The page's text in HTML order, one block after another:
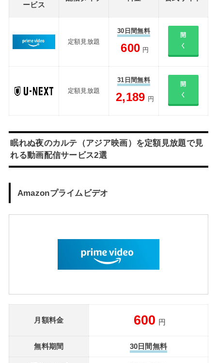
ービス
定額見放題
30日間無料
600 円
開
く
定額見放題
31日間無料
2,189 円
開
く
眠れぬ夜のカルテ（アジア映画）を定額見放題で見
れる動画配信サービス2選
Amazonプライムビデオ
月額料金 600 円
無料期間 30日間無料